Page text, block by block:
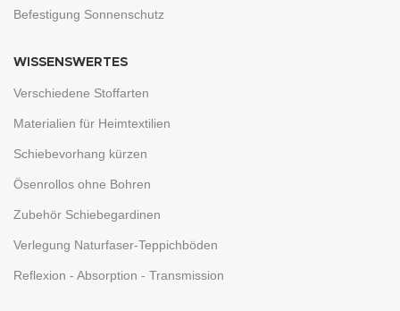
Befestigung Sonnenschutz
WISSENSWERTES
Verschiedene Stoffarten
Materialien für Heimtextilien
Schiebevorhang kürzen
Ösenrollos ohne Bohren
Zubehör Schiebegardinen
Verlegung Naturfaser-Teppichböden
Reflexion - Absorption - Transmission